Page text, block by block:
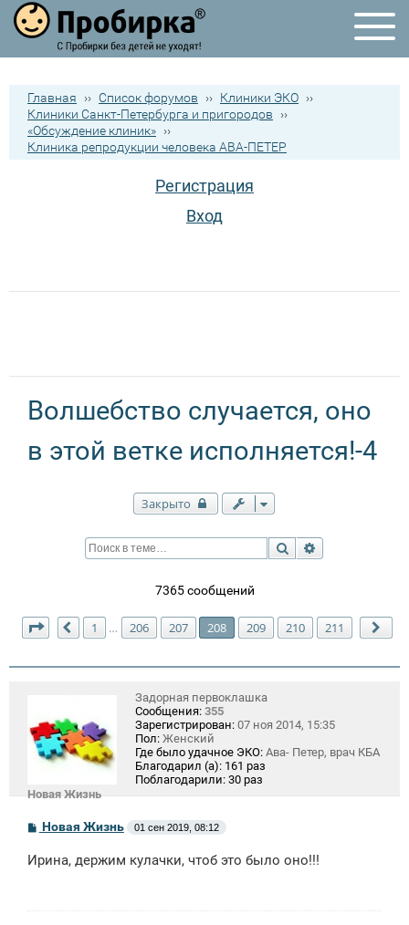
Главная ›› Список форумов ›› Клиники ЭКО ››
Клиники Санкт-Петербурга и пригородов
››
«Обсуждение клиник» ››
Клиника репродукции человека АВА-ПЕТЕР
Регистрация
Вход
Волшебство случается, оно
в этой ветке исполняется!-4
Закрыто
Поиск
7365 сообщений
Страница 208 из211
Пред.
1 … 206 207 208 209 210 211
Новая Жизнь
Задорная первоклашка
Сообщения: 355
Зарегистрирован: 07 ноя 2014, 15:35
Пол: Женский
Где было удачное ЭКО: Ава- Петер, врач КБА
Благодарил (а): 161 раз
Поблагодарили: 30 раз
С
б
Новая Жизнь 01 сен 2019, 08:12
Ирина, держим кулачки, чтоб это было оно!!!